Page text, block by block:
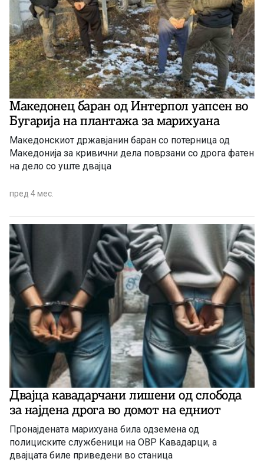
Македонец баран од Интерпол уапсен во
Бугарија на плантажа за марихуана
Македонскиот државјанин баран со потерница од
Македонија за кривични дела поврзани со дрога фатен
на дело со уште двајца
пред 4 мес.
Двајца кавадарчани лишени од слобода
за најдена дрога во домот на едниот
Пронајдената марихуана била одземена од
полициските службеници на ОВР Кавадарци, а
двајцата биле приведени во станица